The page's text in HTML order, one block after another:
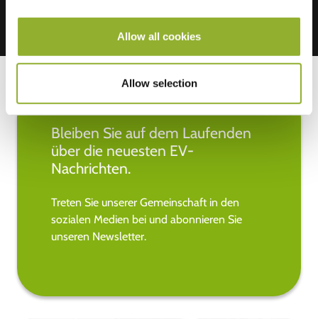
Allow all cookies
Allow selection
Bleiben Sie auf dem Laufenden
über die neuesten EV-
Nachrichten.
Treten Sie unserer Gemeinschaft in den
sozialen Medien bei und abonnieren Sie
unseren Newsletter.